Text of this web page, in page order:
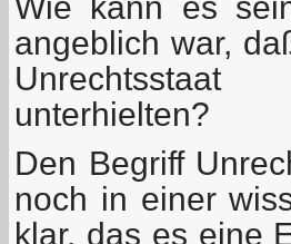
angeblich war,
unterhielten?
Den Begriff
noch in einer
klar, das es eine